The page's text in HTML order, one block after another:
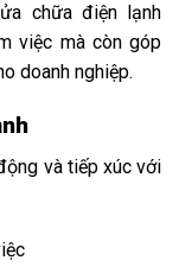
chữa điện lạnh
việc mà còn góp
doanh nghiệp.
và tiếp xúc với